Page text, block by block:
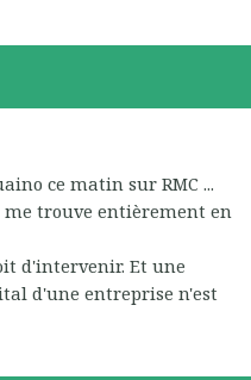
ce matin sur RMC ...
trouve entièrement en
d'intervenir. Et une
d'une entreprise n'est